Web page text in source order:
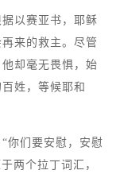
以赛亚书，耶稣
来的救主。尽管
却毫无畏惧，始
姓，等候耶和
你们要安慰，安慰
两个拉丁词汇，